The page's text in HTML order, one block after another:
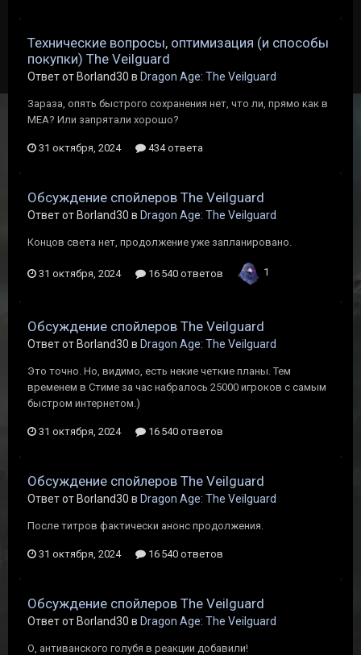
Технические вопросы, оптимизация (и способы
покупки) The Veilguard
Ответ от Borland30 в Dragon Age: The Veilguard
Зараза, опять быстрого сохранения нет, что ли, прямо как в
МЕА? Или запрятали хорошо?
31 октября, 2024 434 ответа
Обсуждение спойлеров The Veilguard
Ответ от Borland30 в Dragon Age: The Veilguard
Концов света нет, продолжение уже запланировано.
31 октября, 2024 16 540 ответов 1
Обсуждение спойлеров The Veilguard
Ответ от Borland30 в Dragon Age: The Veilguard
Это точно. Но, видимо, есть некие четкие планы. Тем
временем в Стиме за час набралось 25000 игроков с самым
быстром интернетом.)
31 октября, 2024 16 540 ответов
Обсуждение спойлеров The Veilguard
Ответ от Borland30 в Dragon Age: The Veilguard
После титров фактически анонс продолжения.
31 октября, 2024 16 540 ответов
Обсуждение спойлеров The Veilguard
Ответ от Borland30 в Dragon Age: The Veilguard
О, антиванского голубя в реакции добавили!